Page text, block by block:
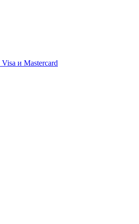
Visa и Mastercard